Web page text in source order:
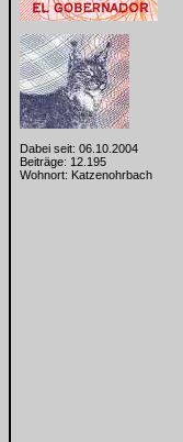
Dabei seit: 06.10.2004
Beiträge: 12.195
Wohnort: Katzenohrbach